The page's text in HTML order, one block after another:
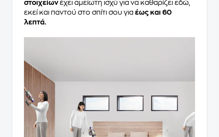
στοιχείωνέχει αμείωτη ισχύ για να καθαρίζει εδώ,
εκεί και παντού στο σπίτι σου για έως και 60
λεπτά.